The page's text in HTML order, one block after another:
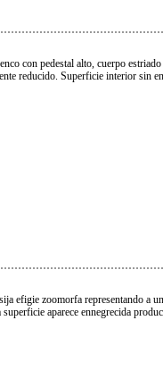
con pedestal alto, cuerpo
reducido. Superficie interior sin
efigie zoomorfa representando a
aparece ennegrecida